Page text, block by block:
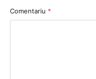
Comentariu *